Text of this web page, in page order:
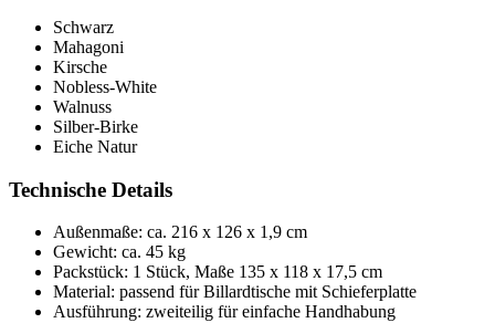
Schwarz
Mahagoni
Kirsche
Nobless-White
Walnuss
Silber-Birke
Eiche Natur
Technische Details
Außenmaße: ca. 216 x 126 x 1,9 cm
Gewicht: ca. 45 kg
Packstück: 1 Stück, Maße 135 x 118 x 17,5 cm
Material: passend für Billardtische mit Schieferplatte
Ausführung: zweiteilig für einfache Handhabung